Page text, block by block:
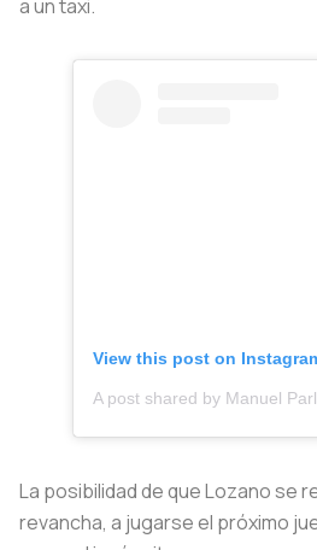
a un taxi.
View this post on
La posibilidad de que Lozano se
revancha, a jugarse el próximo